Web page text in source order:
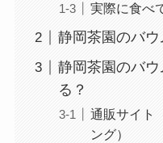
実際に食べ
静岡茶園のバウ
静岡茶園のバウ
る？
通販サイト
ング）